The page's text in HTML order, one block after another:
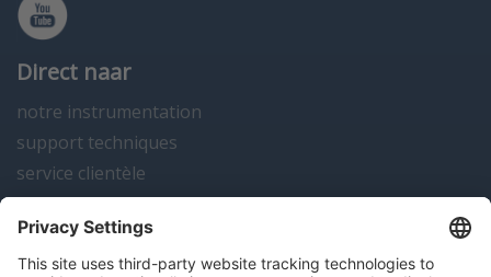
Direct naar
notre instrumentation
support techniques
service clientèle
actualités
contact